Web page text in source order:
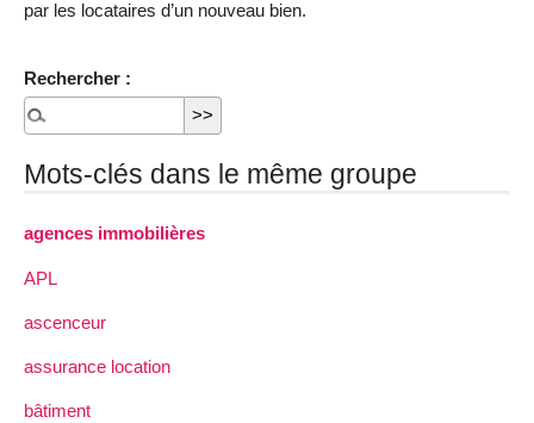
par les locataires d’un nouveau bien.
Rechercher :
Mots-clés dans le même groupe
agences immobilières
APL
ascenceur
assurance location
bâtiment